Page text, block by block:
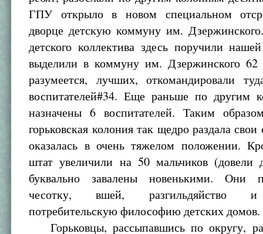
ГПУ открыло в новом специальном
дворце детскую коммуну им.
детского коллектива здесь поручили
выделили в коммуну им. Дзержинского 62
разумеется, лучших, откомандировали
воспитателей#34. Еще раньше по другим
назначены 6 воспитателей. Таким
горьковская колония так щедро раздала
оказалась в очень тяжелом положении.
штат увеличили на 50 мальчиков
буквально завалены новенькими. Они
чесотку, вшей, разгильдяйство
потребительскую философию детских домов.
Горьковцы, рассыпавшись по округу,